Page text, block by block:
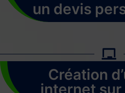
un devis
Création
internet sur